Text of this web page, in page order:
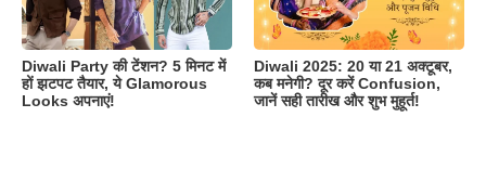
Diwali Party की टेंशन? 5 मिनट में
हों झटपट तैयार, ये Glamorous
Looks अपनाएं!
Diwali 2025: 20 या 21 अक्टूबर,
कब मनेगी? दूर करें Confusion,
जानें सही तारीख और शुभ मुहूर्त!